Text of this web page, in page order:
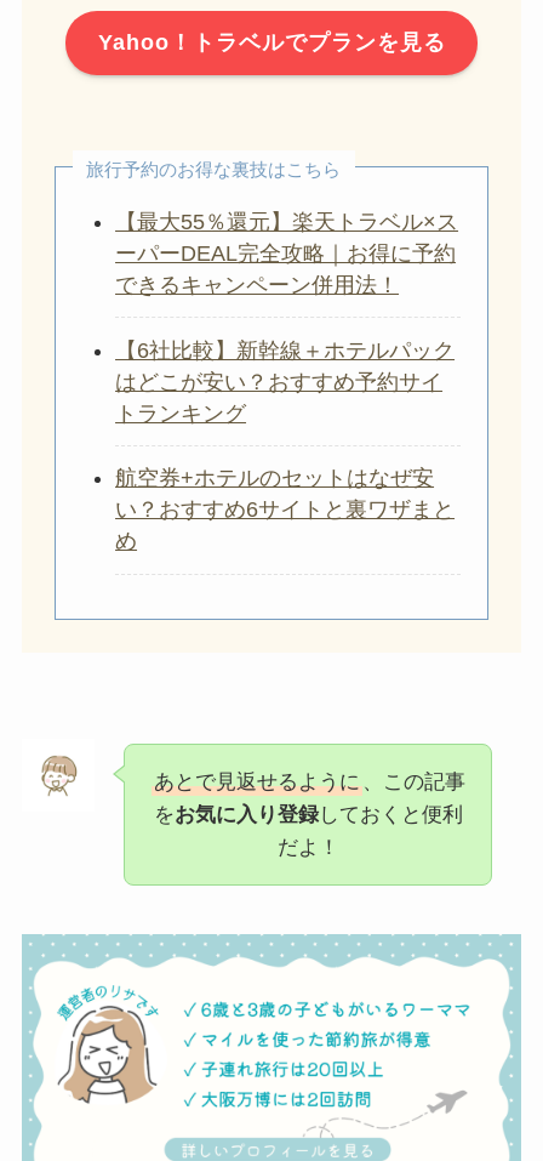
Yahoo！トラベルでプランを見る
旅行予約のお得な裏技はこちら
【最大55％還元】楽天トラベル×ス
ーパーDEAL完全攻略｜お得に予約
できるキャンペーン併用法！
【6社比較】新幹線＋ホテルパック
はどこが安い？おすすめ予約サイ
トランキング
航空券+ホテルのセットはなぜ安
い？おすすめ6サイトと裏ワザまと
め
あとで見返せるように、この記事
をお気に入り登録しておくと便利
だよ！